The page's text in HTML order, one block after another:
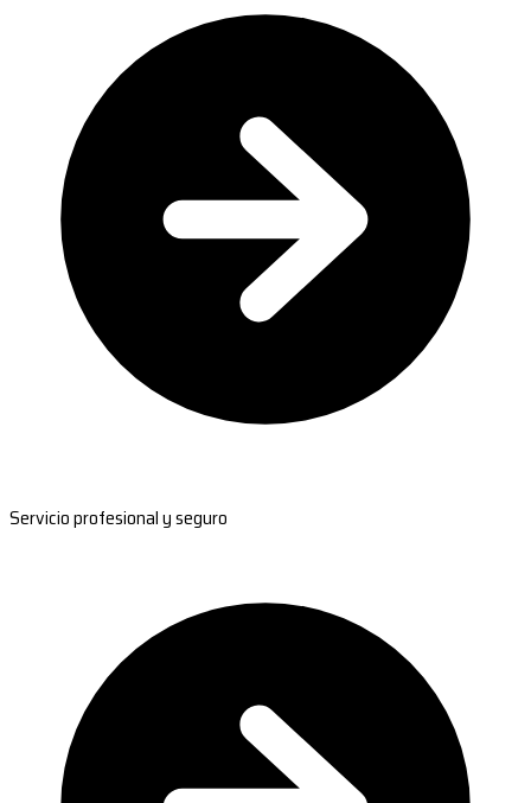
Servicio profesional y seguro